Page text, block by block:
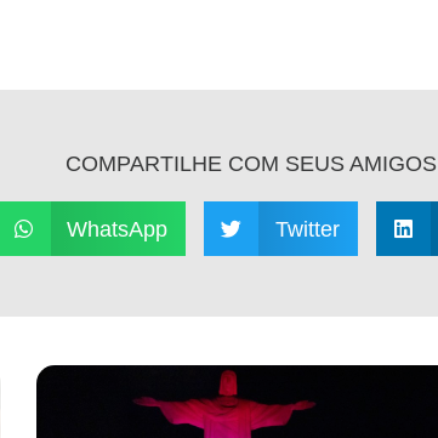
COMPARTILHE COM SEUS AMIGOS
WhatsApp Twitter